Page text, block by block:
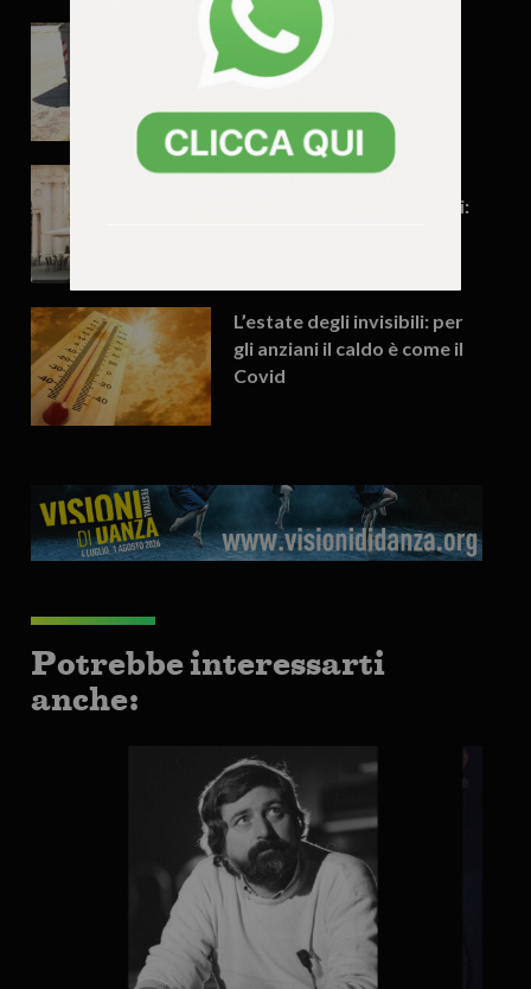
Vicenza, troppe erbacce:
così non va secondo FdI
Il grande inciucio del
vicentino per le provinciali:
L’estate degli invisibili: per
gli anziani il caldo è come il
Covid
Potrebbe interessarti
anche: